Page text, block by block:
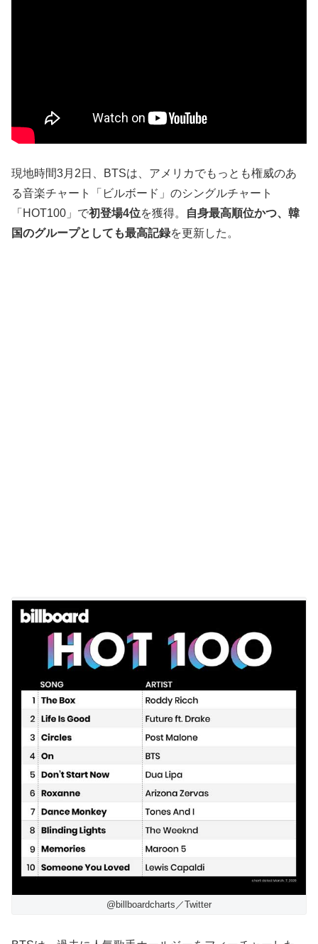
現地時間3月2日、BTSは、アメリカでもっとも権威のあ
る音楽チャート「ビルボード」のシングルチャート
「HOT100」で初登場4位を獲得。
自身最高順位かつ、韓
国のグループとしても最高記録を更新した。
@billboardcharts／Twitter